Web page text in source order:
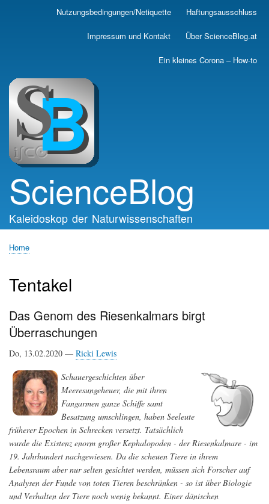
Skip
main
Nutzungsbedingungen/Netiquette Haftungsausschluss
Impressum und Kontakt Über ScienceBlog.at
Ein kleines Corona – How-to
ScienceBlog
Kaleidoskop der Naturwissenschaften
Home
Tentakel
Das Genom des Riesenkalmars birgt
Überraschungen
Do, 13.02.2020 — Ricki Lewis
Schauergeschichten über
Meeresungeheuer, die mit ihren
Fangarmen ganze Schiffe samt
Besatzung umschlingen, haben Seeleute
früherer Epochen in Schrecken versetzt. Tatsächlich
wurde die Existenz enorm großer Kephalopoden - der Riesenkalmare - im
19. Jahrhundert nachgewiesen. Da die scheuen Tiere in ihrem
Lebensraum aber nur selten gesichtet werden, müssen sich Forscher auf
Analysen der Funde von toten Tieren beschränken - so ist über Biologie
und Verhalten der Tiere noch wenig bekannt. Einer dänischen